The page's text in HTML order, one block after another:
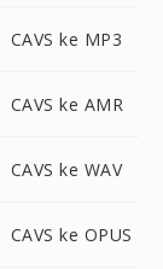
CAVS ke MP3
CAVS ke AMR
CAVS ke WAV
CAVS ke OPUS